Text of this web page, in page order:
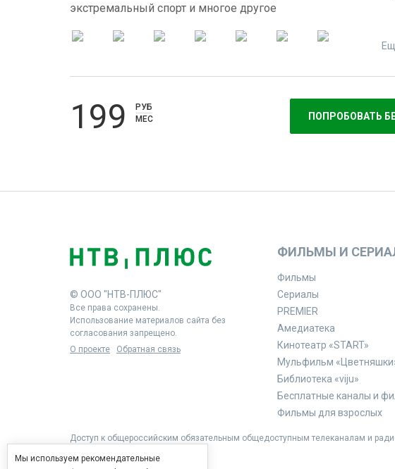
экстремальный спорт и многое другое
199
РУБ
МЕС
ПОПРОБОВАТЬ
© ООО "НТВ-ПЛЮС"
Все права сохранены.
Использование материалов сайта без
согласования запрещено.
О проекте
Обратная связь
ФИЛЬМЫ И
Фильмы
Сериалы
PREMIER
Амедиатека
Кинотеатр «START»
Мульфильм
Библиотека «viju»
Бесплатные каналы и
Фильмы для взрослых
Доступ к общероссийским обязательным общедоступным телеканалам и
Мы используем рекомендательные